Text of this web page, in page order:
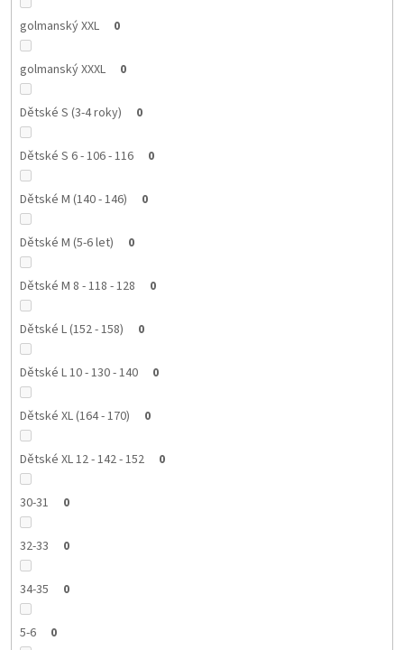
golmanský XXL 0
golmanský XXXL 0
Dětské S (3-4 roky) 0
Dětské S 6 - 106 - 116 0
Dětské M (140 - 146) 0
Dětské M (5-6 let) 0
Dětské M 8 - 118 - 128 0
Dětské L (152 - 158) 0
Dětské L 10 - 130 - 140 0
Dětské XL (164 - 170) 0
Dětské XL 12 - 142 - 152 0
30-31 0
32-33 0
34-35 0
5-6 0